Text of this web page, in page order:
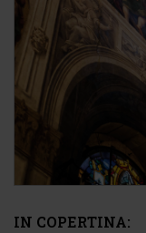
IN COPERTINA: